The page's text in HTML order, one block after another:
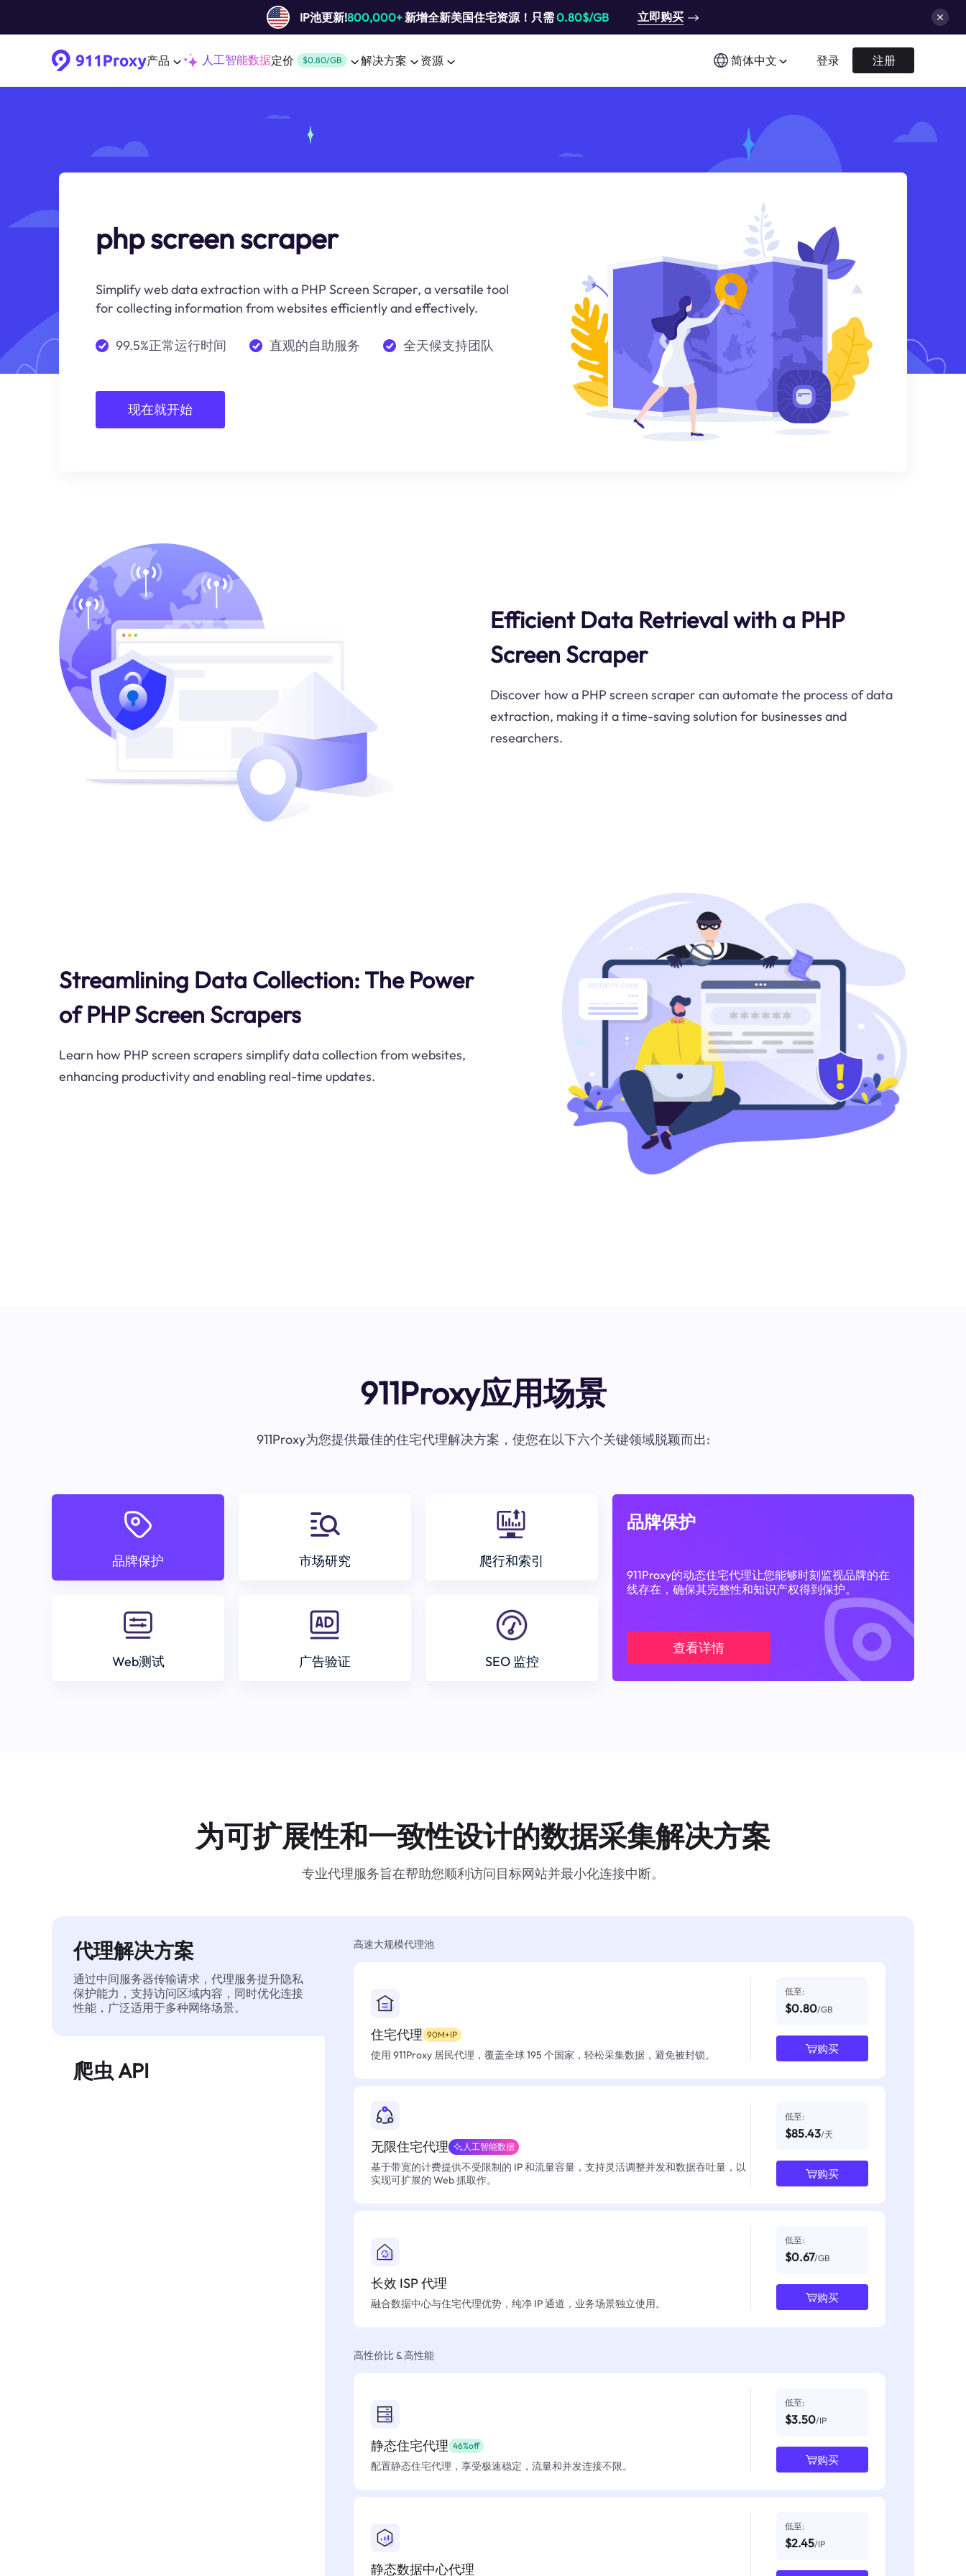
IP池更新!800,000+新增全新美国住宅资源！只需0.80$/GB 立即购买
产品 人工智能数据定价 $0.80/GB 解决方案 资源 简体中文 登录 注册
php screen scraper
Simplify web data extraction with a PHP Screen Scraper, a versatile tool
for collecting information from websites efficiently and effectively.
99.5%正常运行时间 直观的自助服务 全天候支持团队
现在就开始
Efficient Data Retrieval with a PHP
Screen Scraper
Discover how a PHP screen scraper can automate the process of data
extraction, making it a time-saving solution for businesses and
researchers.
Streamlining Data Collection: The Power
of PHP Screen Scrapers
Learn how PHP screen scrapers simplify data collection from websites,
enhancing productivity and enabling real-time updates.
911Proxy应用场景
911Proxy为您提供最佳的住宅代理解决方案，使您在以下六个关键领域脱颖而出:
品牌保护 市场研究 爬行和索引
Web测试 广告验证 SEO 监控
品牌保护
911Proxy的动态住宅代理让您能够时刻监视品牌的在
线存在，确保其完整性和知识产权得到保护。
查看详情
为可扩展性和一致性设计的数据采集解决方案
专业代理服务旨在帮助您顺利访问目标网站并最小化连接中断。
代理解决方案
通过中间服务器传输请求，代理服务提升隐私
保护能力，支持访问区域内容，同时优化连接
性能，广泛适用于多种网络场景。
爬虫 API
高速大规模代理池
住宅代理 90M+IP
使用 911Proxy 居民代理，覆盖全球 195 个国家，轻松采集数据，避免被封锁。
低至:
$0.80/GB
购买
无限住宅代理 人工智能数据
基于带宽的计费提供不受限制的 IP 和流量容量，支持灵活调整并发和数据吞吐量，以
实现可扩展的 Web 抓取作。
低至:
$85.43/天
购买
长效 ISP 代理
融合数据中心与住宅代理优势，纯净 IP 通道，业务场景独立使用。
低至:
$0.67/GB
购买
高性价比 & 高性能
静态住宅代理 46%off
配置静态住宅代理，享受极速稳定，流量和并发连接不限。
低至:
$3.50/IP
购买
静态数据中心代理
低至:
$2.45/IP